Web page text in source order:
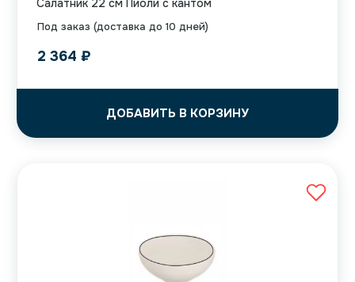
Под заказ (доставка до 10 дней)
Салатник 22 см Пиоли с кантом
2 364 ₽
ДОБАВИТЬ В КОРЗИНУ